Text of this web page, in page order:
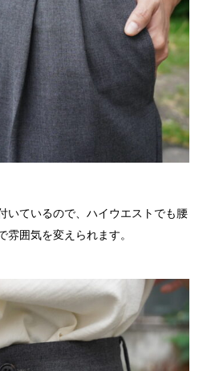
いているので、ハイウエストでも腰
雰囲気を変えられます。